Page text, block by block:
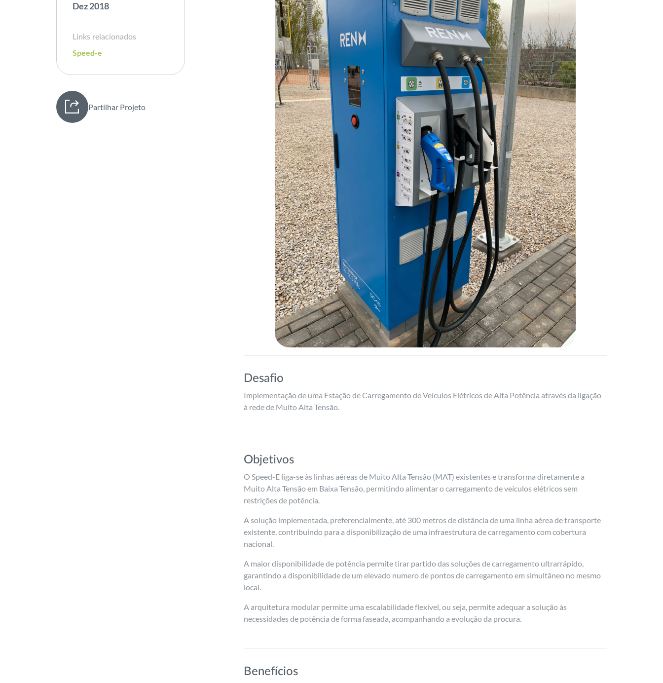
Dez 2018
Links relacionados
Speed-e
Partilhar Projeto
Desafio
Implementaçãode uma Estação de Carregamento de Veículos Elétricos de Alta Potência através da ligação
à rede de Muito Alta Tensão.
Objetivos
O Speed-E liga-se às linhas aéreas de Muito Alta Tensão (MAT) existentes e transforma diretamente a
Muito Alta Tensão em Baixa Tensão, permitindo alimentar o carregamento de veículos elétricos sem
restrições de potência.
A solução implementada, preferencialmente, até 300 metros de distância de uma linha aérea de transporte
existente, contribuindo para a disponibilização de uma infraestrutura de carregamento com cobertura
nacional.
A maior disponibilidade de potência permite tirar partido das soluções de carregamento ultrarrápido,
garantindo a disponibilidade de um elevado numero de pontos de carregamento em simultâneo no mesmo
local.
A arquitetura modular permite uma escalabilidade flexível, ou seja, permite adequar a solução às
necessidades de potência de forma faseada, acompanhando a evolução da procura.
Benefícios